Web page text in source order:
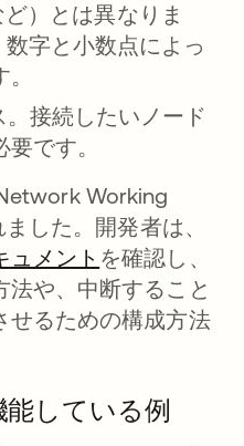
ど）とは異なりま
字と小数点によっ
接続したいノード
です。
Working
した。開発者は、
ュメント 新しいタブで
を確認し、
法や、中断すること
せるための構成方法
している例